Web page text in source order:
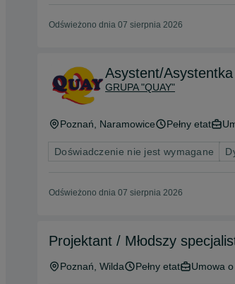
Odświeżono dnia 07 sierpnia 2026
Asystent/
GRUPA "QUAY"
Poznań , Naramowice Pełny etat
Doświadczenie nie jest wymagane
Odświeżono dnia 07 sierpnia 2026
Projektant / Młodszy
Poznań , Wilda Pełny etat Umowa